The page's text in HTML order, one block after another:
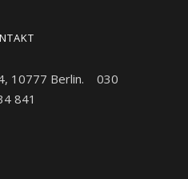
10777 Berlin. 030
841